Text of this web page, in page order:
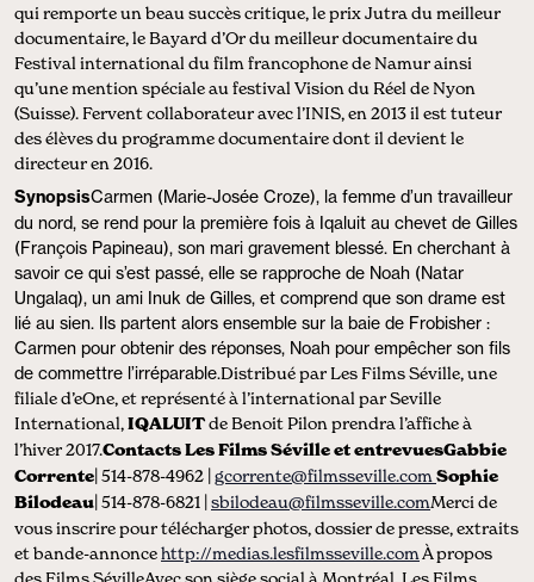
qui remporte un beau succès critique, le prix Jutra du meilleur
documentaire, le Bayard d’Or du meilleur documentaire du
Festival international du film francophone de Namur ainsi
qu’une mention spéciale au festival Vision du Réel de Nyon
(Suisse). Fervent collaborateur avec l’INIS, en 2013 il est tuteur
des élèves du programme documentaire dont il devient le
directeur en 2016.
SynopsisCarmen (Marie-Josée Croze), la femme d’un travailleur
du nord, se rend pour la première fois à Iqaluit au chevet de Gilles
(François Papineau), son mari gravement blessé. En cherchant à
savoir ce qui s’est passé, elle se rapproche de Noah (Natar
Ungalaq), un ami Inuk de Gilles, et comprend que son drame est
lié au sien. Ils partent alors ensemble sur la baie de Frobisher :
Carmen pour obtenir des réponses, Noah pour empêcher son fils
de commettre l’irréparable.Distribué par Les Films Séville, une
filiale d’eOne, et représenté à l’international par Seville
International,IQALUITde Benoit Pilon prendra l’affiche à
l’hiver 2017.Contacts Les Films Séville et entrevuesGabbie
Corrente| 514-878-4962 | gcorrente@filmsseville.com Sophie
Bilodeau| 514-878-6821 | sbilodeau@filmsseville.comMerci de
vous inscrire pour télécharger photos, dossier de presse, extraits
et bande-annoncehttp://medias.lesfilmsseville.com À propos
des Films SévilleAvec son siège social à Montréal, Les Films